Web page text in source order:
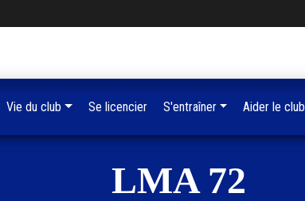
LMA 72
Vie du club Se licencier S'entraîner Aider le club